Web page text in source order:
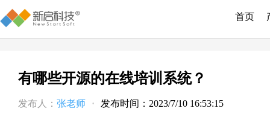
首页
有哪些开源的在线培训系统？
发布人： 张老师 · 发布时间：2023/7/10 16:53:15